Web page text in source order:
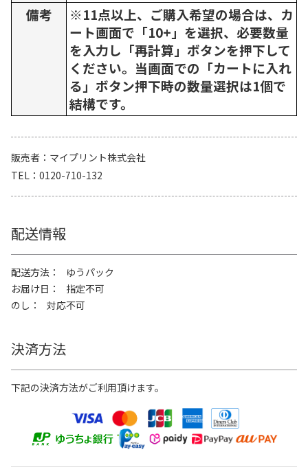
備考
※11点以上、ご購入希望の場合は、カ
ート画面で「10+」を選択、必要数量
を入力し「再計算」ボタンを押下して
ください。当画面での「カートに入れ
る」ボタン押下時の数量選択は1個で
結構です。
販売者
マイプリント株式会社
TEL
0120-710-132
配送情報
配送方法
ゆうパック
お届け日
指定不可
のし
対応不可
決済方法
下記の決済方法がご利用頂けます。